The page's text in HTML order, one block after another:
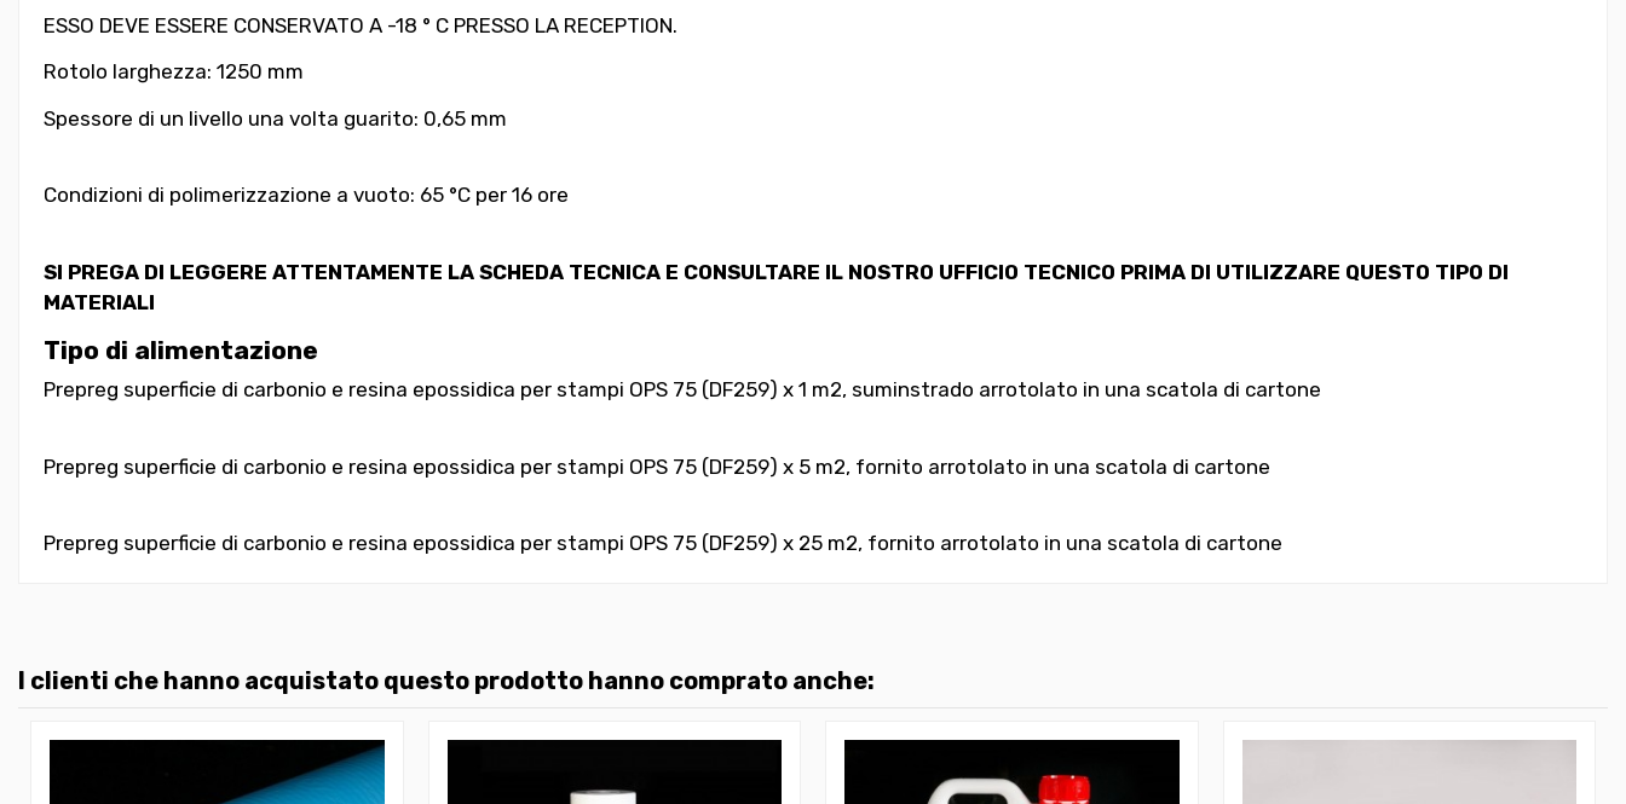
ESSO DEVE ESSERE CONSERVATO A -18 ° C PRESSO LA RECEPTION.
Rotolo larghezza: 1250 mm
Spessore di un livello una volta guarito: 0,65 mm
Condizioni di polimerizzazione a vuoto: 65 °C per 16 ore
SI PREGA DI LEGGERE ATTENTAMENTE LA SCHEDA TECNICA E CONSULTARE IL NOSTRO UFFICIO TECNICO PRIMA DI UTILIZZARE QUESTO TIPO DI
MATERIALI
Tipo di alimentazione
Prepreg superficie di carbonio e resina epossidica per stampi OPS 75 (DF259) x 1 m2, suminstrado arrotolato in una scatola di cartone
Prepreg superficie di carbonio e resina epossidica per stampi OPS 75 (DF259) x 5 m2, fornito arrotolato in una scatola di cartone
Prepreg superficie di carbonio e resina epossidica per stampi OPS 75 (DF259) x 25 m2, fornito arrotolato in una scatola di cartone
I clienti che hanno acquistato questo prodotto hanno comprato anche: